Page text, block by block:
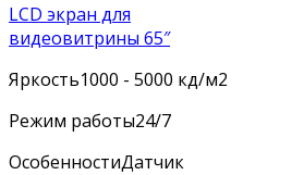
LCD экран для
видеовитрины 65″
Яркость1000 - 5000 кд/м2
Режим работы24/7
ОсобенностиДатчик